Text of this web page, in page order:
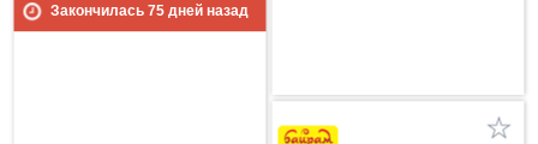
Закончилась 75дней назад